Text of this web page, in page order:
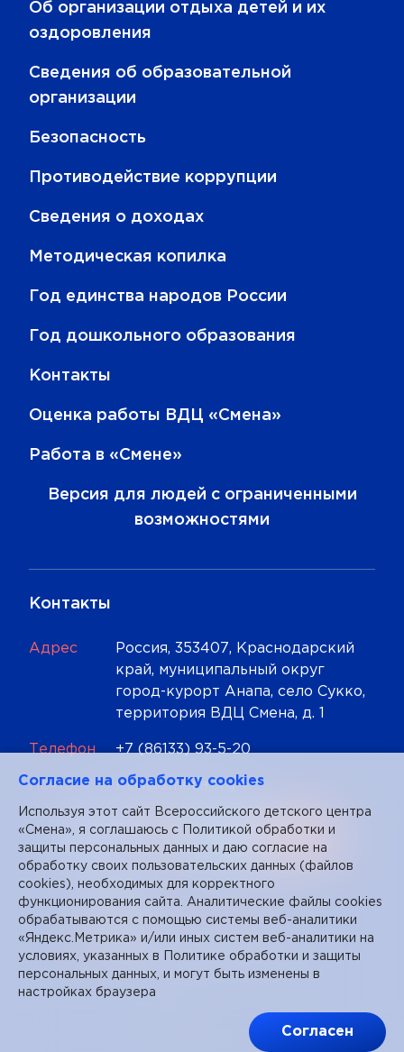
Об организации отдыха детей и их
оздоровления
Сведения об образовательной
организации
Безопасность
Противодействие коррупции
Сведения о доходах
Методическая копилка
Год единства народов России
Год дошкольного образования
Контакты
Оценка работы ВДЦ «Смена»
Работа в «Смене»
Версия для людей с ограниченными
возможностями
Контакты
Адрес
Россия, 353407, Краснодарский
край, муниципальный округ
город-курорт Анапа, село Сукко,
территория ВДЦ Смена, д. 1
Телефон +7 (86133) 93-5-20
Почта mail@smena.org
Cогласие на обработку cookies
Используя этот сайт Всероссийского детского центра
«Смена», я соглашаюсь с
Политикой обработки и
защиты персональных данных и даю согласие на
обработку своих пользовательских данных (файлов
cookies), необходимых для корректного
функционирования сайта. Аналитические файлы cookies
обрабатываются с помощью системы веб-аналитики
«Яндекс.Метрика» и/или иных систем веб-аналитики на
условиях, указанных в Политике обработки и защиты
персональных данных, и могут быть изменены в
настройках браузера
Согласен